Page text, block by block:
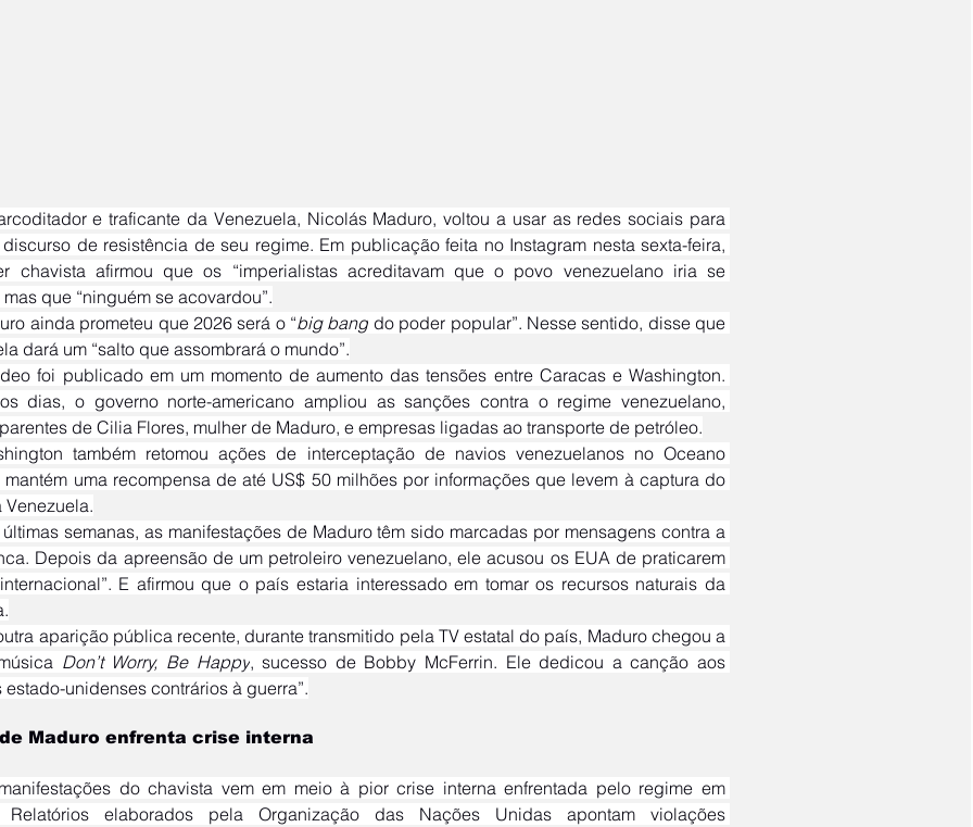
de resistência de seu regime. Em publicação feita no Instagram nesta sexta-feira,
chavista afirmou que os “imperialistas acreditavam que o povo venezuelano iria se
mas que “ninguém se acovardou”.
ainda prometeu que 2026 será o “
big bang do poder popular”. Nesse sentido, disse que
dará um “salto que assombrará o mundo”.
dias, o governo norte-americano ampliou as sanções contra o regime venezuelano,
de Cilia Flores, mulher de Maduro, e empresas ligadas ao transporte de petróleo.
mantém uma recompensa de até US$ 50 milhões por informações que levem à captura do
Depois da apreensão de um petroleiro venezuelano, ele acusou os EUA de praticarem
E afirmou que o país estaria interessado em tomar os recursos naturais da
Don’t Worry, Be Happy, sucesso de Bobby McFerrin. Ele dedicou a canção aos
estado-unidenses contrários à guerra”.
Maduro enfrenta crise interna
Relatórios elaborados pela Organização das Nações Unidas apontam violações